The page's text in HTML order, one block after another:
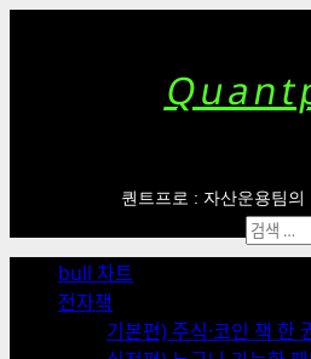
퀀트프로 : 자산운용팀의
Menu
bull 차트
전자책
기본편) 주식·코인 책 한
검
색: